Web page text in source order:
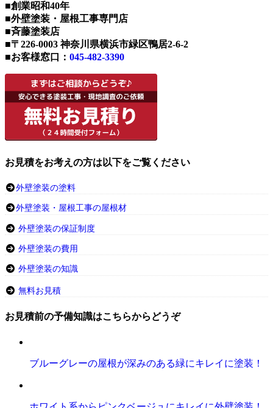
■創業昭和40年
■外壁塗装・屋根工事専門店
■斉藤塗装店
■〒226-0003 神奈川県横浜市緑区鴨居2-6-2
■お客様窓口： 045-482-3390
お見積をお考えの方は以下をご覧ください
外壁塗装の塗料
外壁塗装・屋根工事の屋根材
外壁塗装の保証制度
外壁塗装の費用
外壁塗装の知識
無料お見積
お見積前の予備知識はこちらからどうぞ
ブルーグレーの屋根が深みのある緑にキレイに塗装！